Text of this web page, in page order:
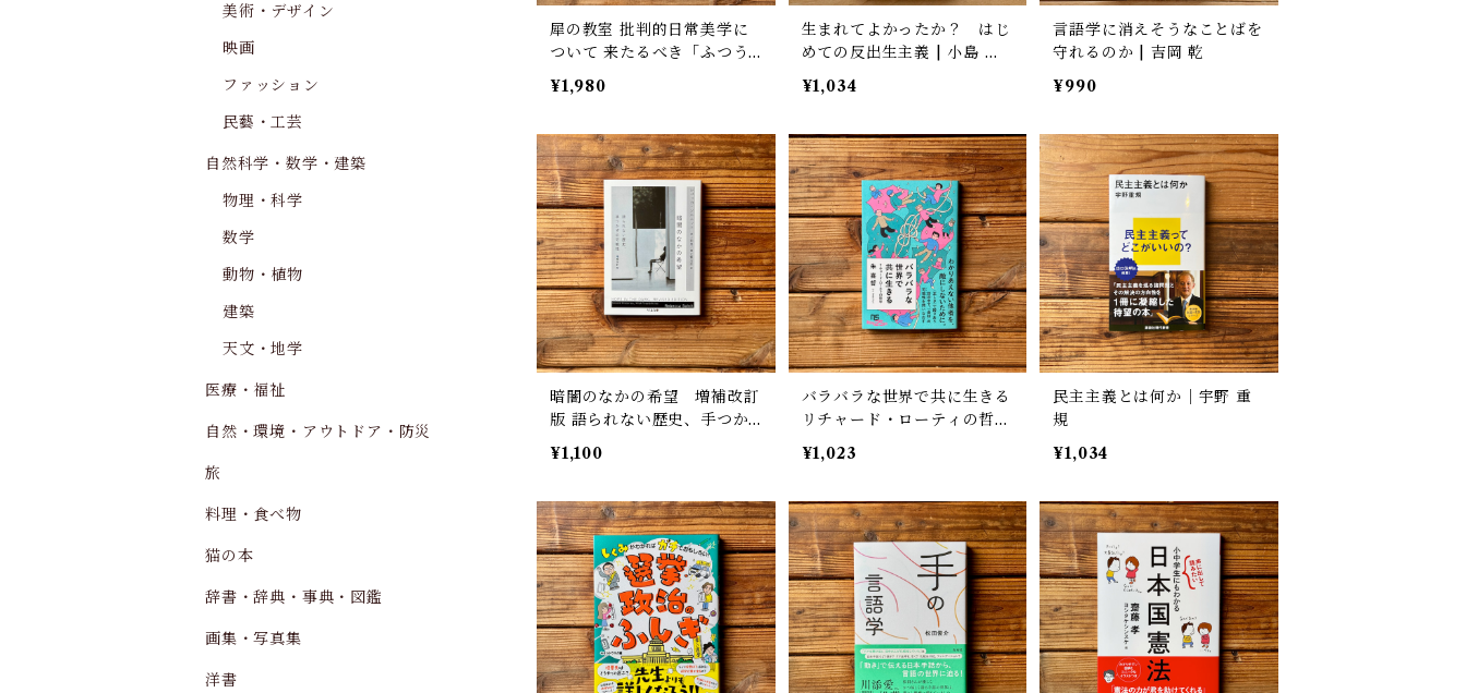
犀の教室 批判的日常美学に
ついて 来たるべき「ふつう
の暮らし」を求めて | 難波
優輝
¥1,980
生まれてよかったか？ はじ
めての反出生主義 | 小島 和
男
¥1,034
言語学に消えそうなことばを
守れるのか | 吉岡 乾
¥990
暗闇のなかの希望 増補改訂
版 語られない歴史、手つか
ずの可能性 | レベッカ・ソル
ニット, 井上 利男(訳), 東辻
¥1,100
バラバラな世界で共に生きる
リチャード・ローティの哲学
｜朱 喜哲
¥1,023
民主主義とは何か｜宇野 重
規
¥1,034
美術・デザイン
映画
ファッション
民藝・工芸
自然科学・数学・建築
物理・科学
数学
動物・植物
建築
天文・地学
医療・福祉
自然・環境・アウトドア・防災
旅
料理・食べ物
猫の本
辞書・辞典・事典・図鑑
画集・写真集
洋書